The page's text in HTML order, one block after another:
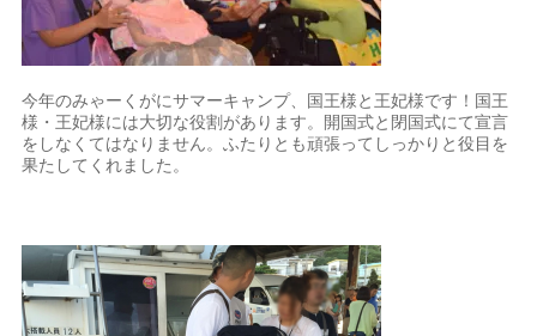
今年のみゃーくがにサマーキャンプ、国王様と王妃様です！国王
様・王妃様には大切な役割があります。開国式と閉国式にて宣言
をしなくてはなりません。ふたりとも頑張ってしっかりと役目を
果たしてくれました。